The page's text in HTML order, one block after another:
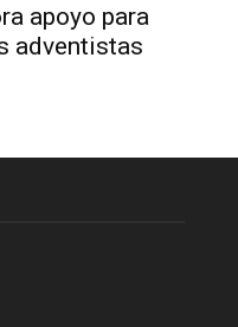
apoyo para
adventistas